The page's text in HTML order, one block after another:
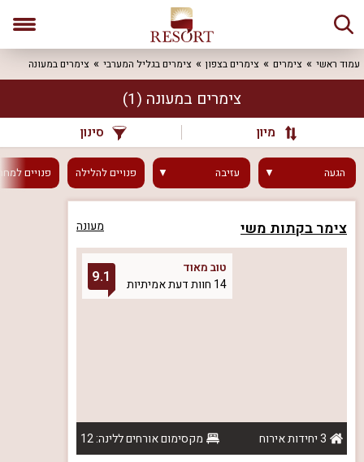
עמוד ראשי צימרים צימרים בצפון צימרים בגליל המערבי צימרים במעונה
צימרים במעונה (1)
מיון סינון
הגעה עזיבה פנוייםלהלילה פנויים
צימר בקתות משי מעונה
טוב מאוד
14 חוות דעת אמיתיות
9.1
3 יחידות אירוח
מקסימום אורחים ללינה: 12